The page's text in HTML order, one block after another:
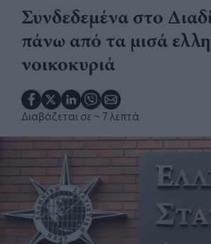
Συνδεδεμένα στο
πάνω από τα μισά
νοικοκυριά
Διαβάζεται σε ~ 7 λεπτά